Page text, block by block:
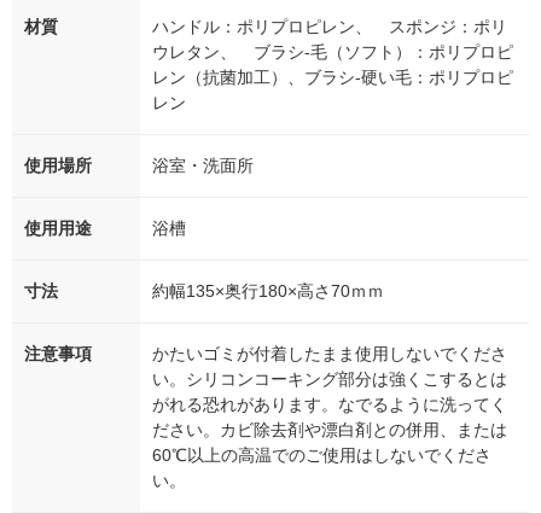
材質
ハンドル：ポリプロピレン、 スポンジ：ポリ
ウレタン、 ブラシ-毛（ソフト）：ポリプロピ
レン（抗菌加工）、ブラシ-硬い毛：ポリプロピ
レン
使用場所 浴室・洗面所
使用用途 浴槽
寸法 約幅135×奥行180×高さ70ｍｍ
注意事項
かたいゴミが付着したまま使用しないでくださ
い。シリコンコーキング部分は強くこするとは
がれる恐れがあります。なでるように洗ってく
ださい。カビ除去剤や漂白剤との併用、または
60℃以上の高温でのご使用はしないでくださ
い。